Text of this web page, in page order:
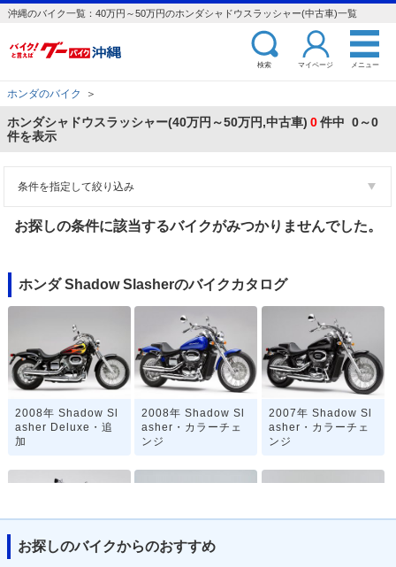
沖縄のバイク一覧：40万円～50万円のホンダシャドウスラッシャー(中古車)一覧
検索 マイページ メニュー
ホンダのバイク ＞
ホンダシャドウスラッシャー(40万円～50万円,中古車) 0件中 0～0
件を表示
条件を指定して絞り込み
お探しの条件に該当するバイクがみつかりませんでした。
ホンダ Shadow Slasherのバイクカタログ
2008年 Shadow Sl
asher Deluxe・追
加
2008年 Shadow Sl
asher・カラーチェ
ンジ
2007年 Shadow Sl
asher・カラーチェ
ンジ
お探しのバイクからのおすすめ